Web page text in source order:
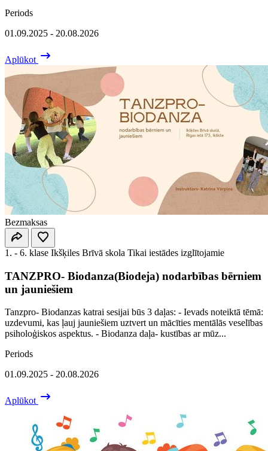
Periods
01.09.2025 - 20.08.2026
Aplūkot
Bezmaksas
1. - 6. klase Ikšķiles Brīvā skola Tikai iestādes izglītojamie
TANZPRO- Biodanza(Biodeja) nodarbības bērniem
un jauniešiem
Tanzpro- Biodanzas katrai sesijai būs 3 daļas: - Ievads noteiktā tēmā:
uzdevumi, kas ļauj jauniešiem uztvert un mācīties mentālās veselības
psiholoģiskos aspektus. - Biodanza daļa- kustības ar mūz...
Periods
01.09.2025 - 20.08.2026
Aplūkot